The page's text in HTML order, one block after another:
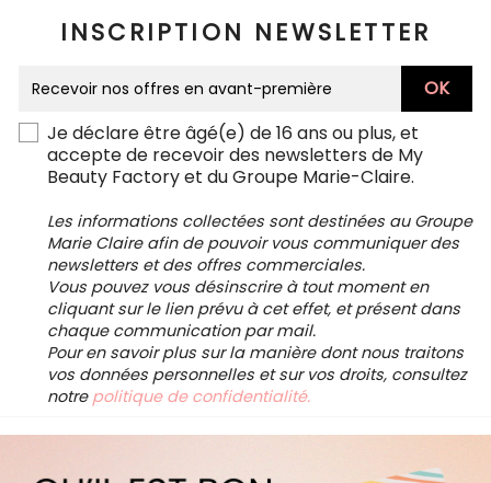
INSCRIPTION NEWSLETTER
Je déclare être âgé(e) de 16 ans ou plus, et
accepte de recevoir des newsletters de My
Beauty Factory et du Groupe Marie-Claire.
Les informations collectées sont destinées au Groupe
Marie Claire afin de pouvoir vous communiquer des
newsletters et des offres commerciales.
Vous pouvez vous désinscrire à tout moment en
cliquant sur le lien prévu à cet effet, et présent dans
chaque communication par mail.
Pour en savoir plus sur la manière dont nous traitons
vos données personnelles et sur vos droits, consultez
notre politique de confidentialité.